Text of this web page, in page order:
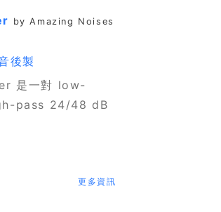
by Amazing Noises
後製
是一對 low-
pass 24/48 dB
更多資訊